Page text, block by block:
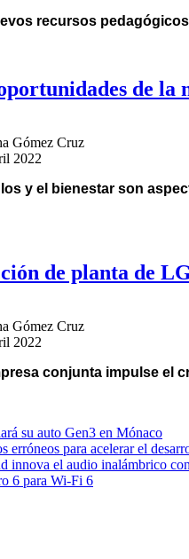
recursos
de la
Gómez Cruz
2022
y el bienestar son
de planta de
Gómez Cruz
2022
conjunta impulse el
su auto Gen3 en Mónaco
erróneos para acelerar el
innova el audio inalámbrico
6 para Wi-Fi 6